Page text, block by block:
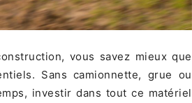
vous savez mieux que
Sans camionnette, grue ou
investir dans tout ce matériel